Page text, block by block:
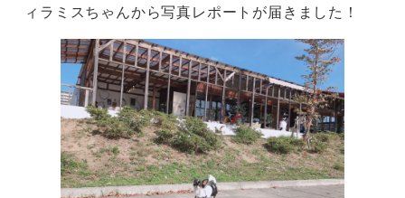
ィラミスちゃんから写真レポートが届きました！